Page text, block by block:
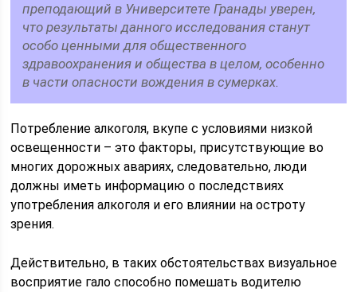
преподающий в Университете Гранады уверен,
что результаты данного исследования станут
особо ценными для общественного
здравоохранения и общества в целом, особенно
в части опасности вождения в сумерках.
Потребление алкоголя, вкупе с условиями низкой
освещенности – это факторы, присутствующие во
многих дорожных авариях, следовательно, люди
должны иметь информацию о последствиях
употребления алкоголя и его влиянии на остроту
зрения.
Действительно, в таких обстоятельствах визуальное
восприятие гало способно помешать водителю